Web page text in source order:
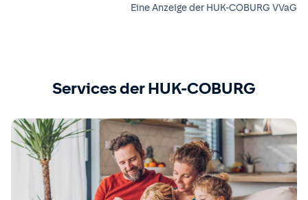
Eine Anzeige der HUK-COBURG VVaG
Services der HUK-COBURG